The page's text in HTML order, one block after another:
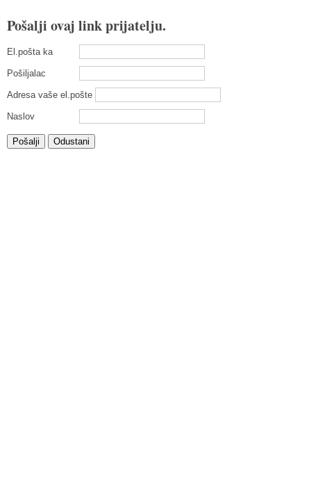
Pošalji ovaj link prijatelju.
El.pošta ka
Pošiljalac
Adresa vaše el.pošte
Naslov
Pošalji Odustani